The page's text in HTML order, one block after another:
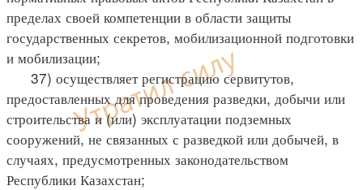
пределах своей компетенции в области защиты
государственных секретов, мобилизационной подготовки
и мобилизации;
37) осуществляет регистрацию сервитутов,
предоставленных для проведения разведки, добычи или
строительства и (или) эксплуатации подземных
сооружений, не связанных с разведкой или добычей, в
случаях, предусмотренных законодательством
Республики Казахстан;